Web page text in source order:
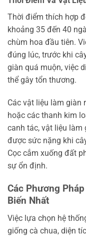
Thời điểm thích hợp
khoảng 35 đến 40
chùm hoa đầu tiên.
đúng lúc, trước khi
giàn quá muộn, việc
thể gây tổn thương.
Các vật liệu làm giàn
hoặc các thanh kim
canh tác, vật liệu làm
được sức nặng khi
Cọc cắm xuống đất
sự ổn định.
Các Phương
Biến Nhất
Việc lựa chọn hệ
giống cà chua, diện